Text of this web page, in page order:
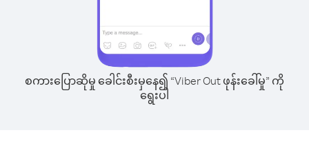
စကားပြောဆိုမှု ခေါင်းစီးမှနေ၍ “Viber Out ဖုန်းခေါ်မှု” ကို
ရွေးပါ